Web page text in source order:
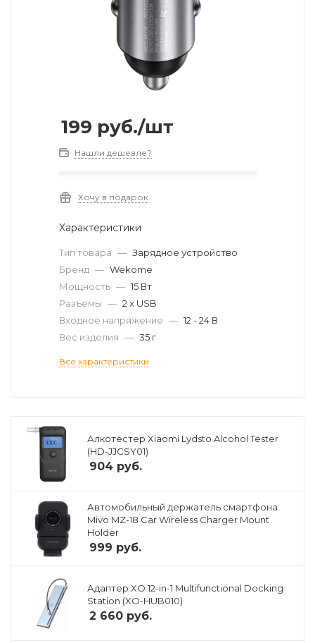
199 руб./шт
Нашли дешевле?
Хочу в подарок
Характеристики
Тип товара — Зарядное устройство
Бренд — Wekome
Мощность — 15 Вт
Разъемы — 2 x USB
Входное напряжение — 12 - 24 В
Вес изделия — 35 г
Все характеристики
Алкотестер Xiaomi Lydsto Alcohol Tester
(HD-JJCSY01)
904 руб.
Автомобильный держатель смартфона
Mivo MZ-18 Car Wireless Charger Mount
Holder
999 руб.
Адаптер XO 12-in-1 Multifunctional Docking
Station (XO-HUB010)
2 660 руб.